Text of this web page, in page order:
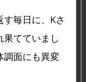
毎日に、Kさ
果てていまし
調面にも異変